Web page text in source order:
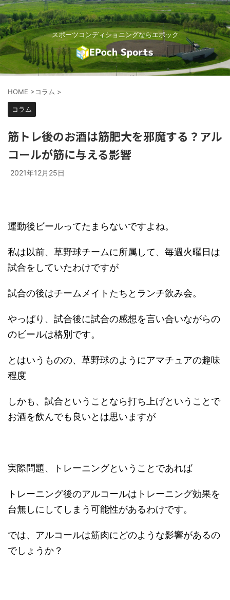
スポーツコンディショニングならエポック
HOME >コラム >
コラム
筋トレ後のお酒は筋肥大を邪魔する？アル
コールが筋に与える影響
2021年12月25日
運動後ビールってたまらないですよね。
私は以前、草野球チームに所属して、毎週火曜日は
試合をしていたわけですが
試合の後はチームメイトたちとランチ飲み会。
やっぱり、試合後に試合の感想を言い合いながらの
のビールは格別です。
とはいうものの、草野球のようにアマチュアの趣味
程度
しかも、試合ということなら打ち上げということで
お酒を飲んでも良いとは思いますが
実際問題、トレーニングということであれば
トレーニング後のアルコールはトレーニング効果を
台無しにしてしまう可能性があるわけです。
では、アルコールは筋肉にどのような影響があるの
でしょうか？